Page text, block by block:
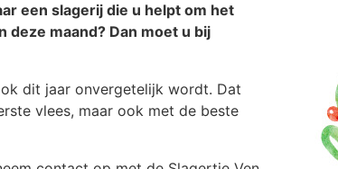
een slagerij die u helpt om het
maand? Dan moet u bij
dit jaar onvergetelijk wordt. Dat
vlees, maar ook met de beste